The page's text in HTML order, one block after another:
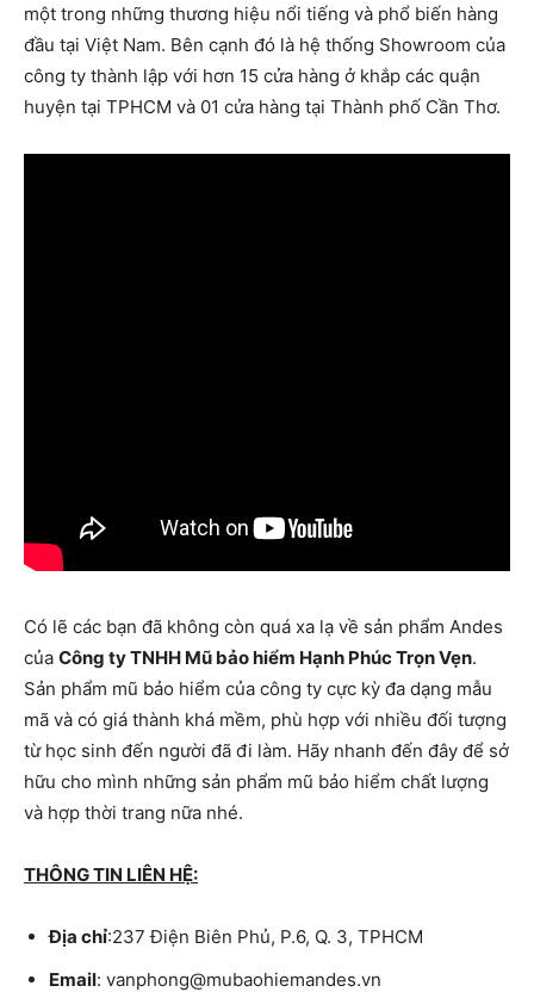
một trong những thương hiệu nổi tiếng và phổ biến hàng
đầu tại Việt Nam. Bên cạnh đó là hệ thống Showroom của
công ty thành lập với hơn 15 cửa hàng ở khắp các quận
huyện tại TPHCM và 01 cửa hàng tại Thành phố Cần Thơ.
Có lẽ các bạn đã không còn quá xa lạ về sản phẩm Andes
của Công ty TNHH Mũ bảo hiểm Hạnh Phúc Trọn Vẹn.
Sản phẩm mũ bảo hiểm của công ty cực kỳ đa dạng mẫu
mã và có giá thành khá mềm, phù hợp với nhiều đối tượng
từ học sinh đến người đã đi làm. Hãy nhanh đến đây để sở
hữu cho mình những sản phẩm mũ bảo hiểm chất lượng
và hợp thời trang nữa nhé.
THÔNG TIN LIÊN HỆ:
Địa chỉ:237 Điện Biên Phủ, P.6, Q. 3, TPHCM
Email: vanphong@mubaohiemandes.vn